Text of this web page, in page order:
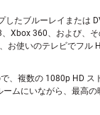
したブルーレイまたは
Xbox 360、および、
お使いのテレビでフル
、複数の 1080p HD ス
ムにいながら、最高